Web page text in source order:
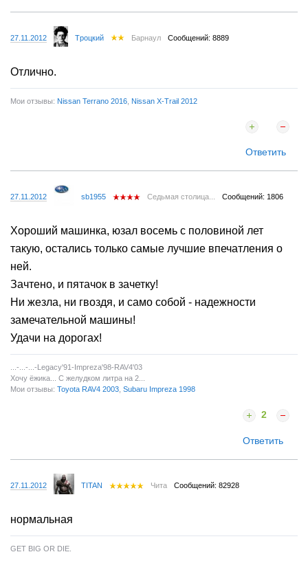
27.11.2012 Tроцкий Барнаул Сообщений: 8889
Отлично.
Мои отзывы: Nissan Terrano 2016 Nissan X-Trail 2012
Ответить
27.11.2012 sb1955 Седьмая столица... Сообщений: 1806
Хороший машинка, юзал восемь с половиной лет
такую, остались только самые лучшие впечатления о
ней.
Зачтено, и пятачок в зачетку!
Ни жезла, ни гвоздя, и само собой - надежности
замечательной машины!
Удачи на дорогах!
...-...-...-Legaсy'91-Impreza'98-RAV4'03
Хочу ёжика... С желудком литра на 2...
Мои отзывы: Toyota RAV4 2003 Subaru Impreza 1998
2
Ответить
27.11.2012 TITAN Чита Сообщений: 82928
нормальная
GET BIG OR DIE.